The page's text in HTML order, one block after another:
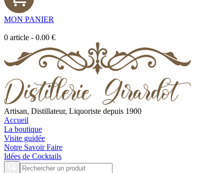
MON PANIER
0 article - 0.00 €
Artisan, Distillateur, Liquoriste depuis 1900
Accueil
La boutique
Visite guidée
Notre Savoir Faire
Idées de Cocktails